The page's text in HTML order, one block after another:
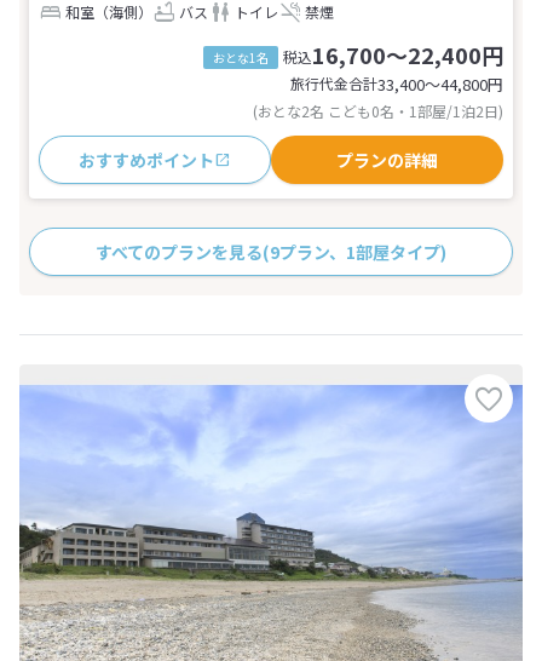
和室（海側）
バス トイレ 禁煙
おとな1名 税込16,700～22,400円
旅行代金合計33,400〜44,800円
(おとな2名 こども0名・1部屋/1泊2日)
おすすめポイント プランの詳細
すべてのプランを見る(9プラン、1部屋タイプ)